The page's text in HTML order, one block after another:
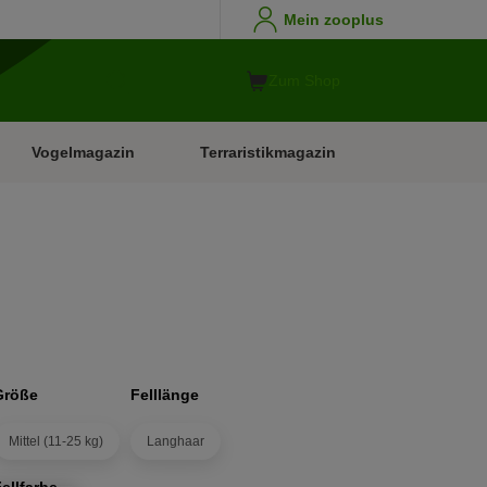
Mein zooplus
Vogelmagazin Terraristikmagazin
Mittel (11-25 kg)
Felllänge
Langhaar